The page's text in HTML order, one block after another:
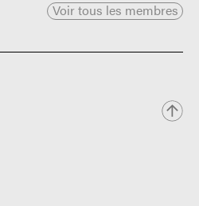
Voir tous les membres